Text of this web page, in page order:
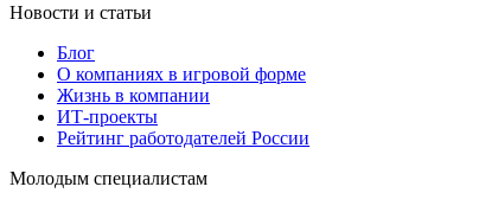
Новости и статьи
Блог
О компаниях в игровой форме
Жизнь в компании
ИТ-проекты
Рейтинг работодателей России
Молодым специалистам